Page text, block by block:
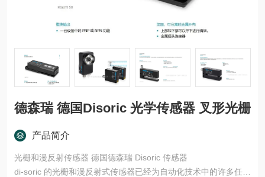
德森瑞 德国Disoric 光学传感器 叉形光栅
产品简介
光栅和漫反射传感器 德国德森瑞 Disoric 传感器
di-soric 的光栅和漫反射式传感器已经为自动化技术中的许多任务